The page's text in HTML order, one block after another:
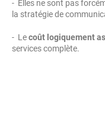
- Elles ne sont pas
la stratégie de
- Lecoût logiquement
services complète.